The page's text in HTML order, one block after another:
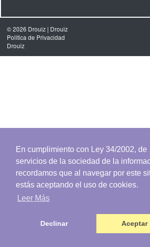
En cumplimiento con Ley 34/2002, de
servicios de la sociedad de la
recordamos que al navegar por este
estás aceptando el uso de cookies.
Leer Más
Declinar Aceptar
© 2026 Drouiz | Drouiz
Politica de Privacidad
Drouiz